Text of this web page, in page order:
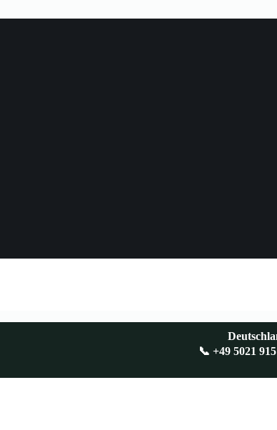
📞 +49 5021